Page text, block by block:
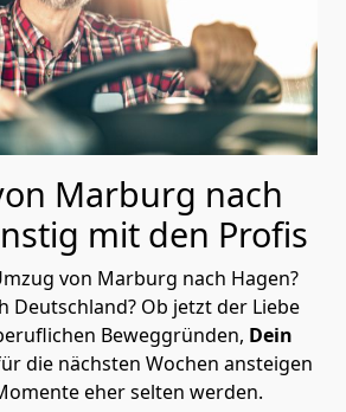
Marburg nach
mit den Profis
von Marburg nach Hagen?
Deutschland? Ob jetzt der Liebe
Beweggründen, Dein
die nächsten Wochen ansteigen
eher selten werden.